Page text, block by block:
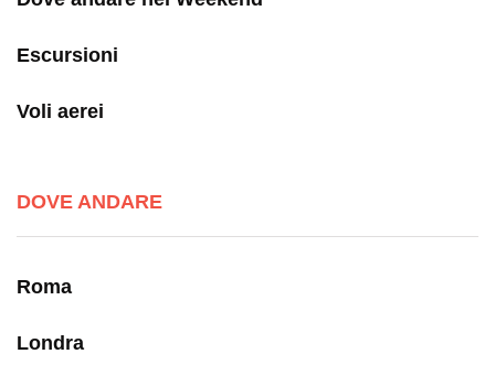
Escursioni
Voli aerei
DOVE ANDARE
Roma
Londra